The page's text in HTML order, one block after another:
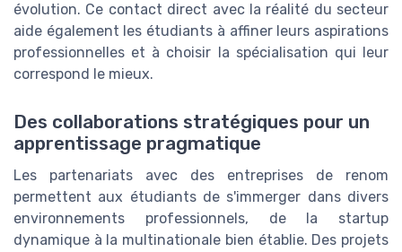
évolution. Ce contact direct avec la réalité du secteur
aide également les étudiants à affiner leurs aspirations
professionnelles et à choisir la spécialisation qui leur
correspond le mieux.
Des collaborations stratégiques pour un
apprentissage pragmatique
Les partenariats avec des entreprises de renom
permettent aux étudiants de s'immerger dans divers
environnements professionnels, de la startup
dynamique à la multinationale bien établie. Des projets